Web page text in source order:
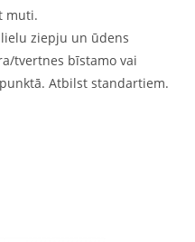
muti.
lielu ziepju un ūdens
tvertnes bīstamo vai
Atbilst standartiem.